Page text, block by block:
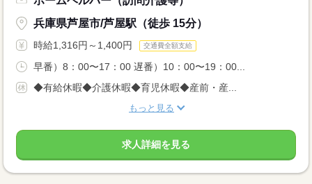
兵庫県芦屋市/芦屋駅（徒歩 15分）
時給1,316円～1,400円 交通費全額支給
早番）8：00〜17：00 遅番）10：00〜19：00...
◆有給休暇◆介護休暇◆育児休暇◆産前・産...
もっと見る
求人詳細を見る